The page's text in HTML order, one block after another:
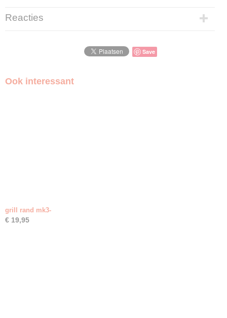
Productcode
md14a7783
Reacties
Save
Ook interessant
grill rand mk3-
€ 19,95